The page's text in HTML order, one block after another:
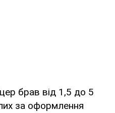
брав від 1,5 до 5
за оформлення